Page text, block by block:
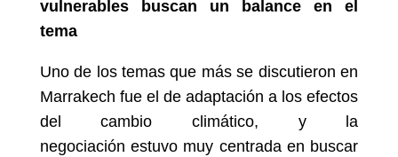
vulnerables buscan un balance en el
tema
Uno de los temas que más se discutieron en
Marrakech fue el de adaptación a los efectos
del cambio climático, y la
negociación estuvo muy centrada en buscar